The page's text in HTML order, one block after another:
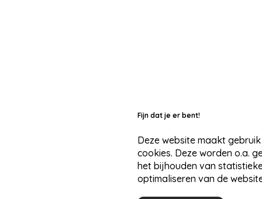
Fijn dat je er bent!
Deze website maakt
cookies. Deze worden o.a.
het bijhouden van
optimaliseren van de